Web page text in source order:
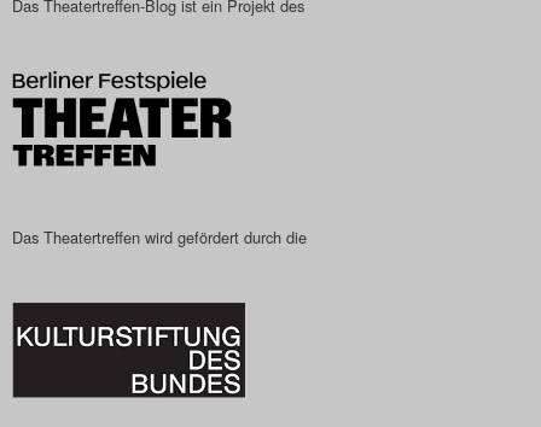
Das Theatertreffen-Blog
Das Theatertreffen-Blog
2025
Das Theatertreffen-Blog
Archiv
Das Theatertreffen-Blog ist ein Projekt des
Das Theatertreffen wird gefördert durch die